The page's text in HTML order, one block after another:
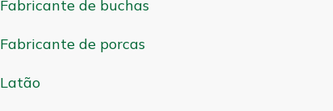
Fabricante de buchas
Fabricante de porcas
Latão